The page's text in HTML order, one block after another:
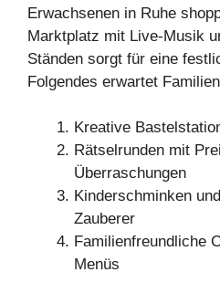
Erwachsenen in Ruhe
Marktplatz mit Live-Musik
Ständen sorgt für eine
Folgendes erwartet
Kreative
Rätselrunden mit
Überraschungen
Kinderschminken
Zauberer
Familienfreundliche
Menüs